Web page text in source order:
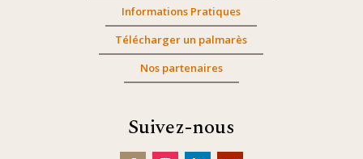
Informations Pratiques
Télécharger un palmarès
Nos partenaires
Suivez-nous